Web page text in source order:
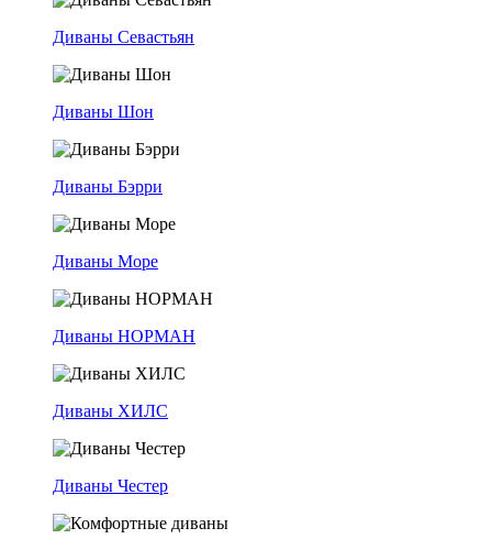
Диваны Севастьян
Диваны Шон
Диваны Бэрри
Диваны Море
Диваны НОРМАН
Диваны ХИЛС
Диваны Честер